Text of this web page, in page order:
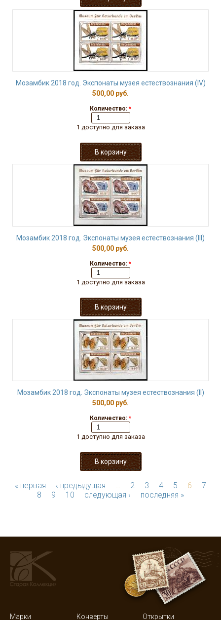
Мозамбик 2018 год. Экспонаты музея естествознания (IV)
500,00 руб.
Количество: *
1 доступно для заказа
Мозамбик 2018 год. Экспонаты музея естествознания (III)
500,00 руб.
Количество: *
1 доступно для заказа
Мозамбик 2018 год. Экспонаты музея естествознания (II)
500,00 руб.
Количество: *
1 доступно для заказа
« первая ‹ предыдущая … 2 3 4 5 6
7
8
9 10 следующая › последняя »
Марки Конверты Открытки